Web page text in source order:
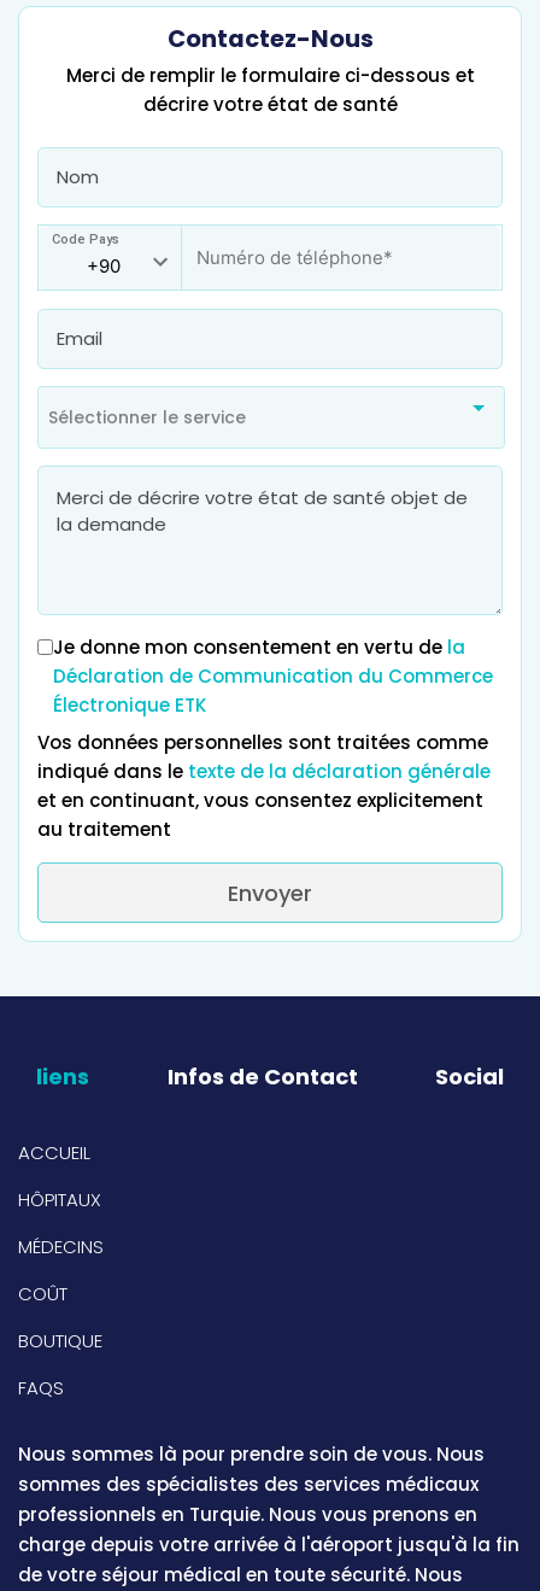
Contactez-Nous
Merci de remplir le formulaire ci-dessous et
décrire votre état de santé
Code Pays
Sélectionner le service
Je donne mon consentement en vertu de la
Déclaration de Communication du Commerce
Électronique ETK
Vos données personnelles sont traitées comme
indiqué dans le texte de la déclaration générale
et en continuant, vous consentez explicitement
au traitement
Envoyer
liens Infos de Contact Social
ACCUEIL
HÔPITAUX
MÉDECINS
COÛT
BOUTIQUE
FAQS
Nous sommes là pour prendre soin de vous. Nous
sommes des spécialistes des services médicaux
professionnels en Turquie. Nous vous prenons en
charge depuis votre arrivée à l'aéroport jusqu'à la fin
de votre séjour médical en toute sécurité. Nous